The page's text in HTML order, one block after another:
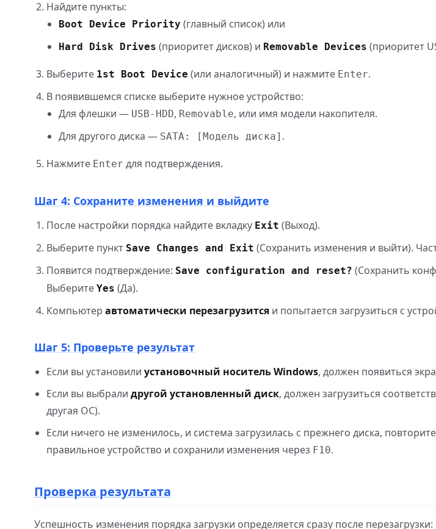
Найдите пункты:
Boot Device Priority (главный список) или
Hard Disk Drives (приоритет дисков) и Removable Devices (приоритет
Выберите 1st Boot Device (или аналогичный) и нажмите Enter.
В появившемся списке выберите нужное устройство:
Для флешки — USB-HDD, Removable, или имя модели накопителя.
Для другого диска — SATA: [Модель диска] .
Нажмите Enter для подтверждения.
Шаг 4: Сохраните изменения и выйдите
После настройки порядка найдите вкладку Exit (Выход).
Выберите пункт Save Changes and Exit (Сохранить изменения и выйти).
Появится подтверждение: Save configuration and reset? (Сохранить
Выберите Yes (Да).
Компьютер автоматически перезагрузится и попытается загрузиться с
Шаг 5: Проверьте результат
Если вы установили установочный носитель Windows, должен появиться
Если вы выбрали другой установленный диск, должен загрузиться
другая ОС).
Если ничего не изменилось, и система загрузилась с прежнего диска, повторите
правильное устройство и сохранили изменения через F10.
Проверка результата
Успешность изменения порядка загрузки определяется сразу после перезагрузки: